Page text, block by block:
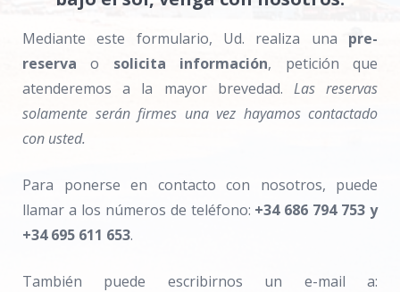
Mediante este formulario, Ud. realiza una pre-
reserva o solicita información, petición que
atenderemos a la mayor brevedad. Las reservas
solamente serán firmes una vez hayamos contactado
con usted.
Para ponerse en contacto con nosotros, puede
llamar a los números de teléfono: +34 686 794 753 y
+34 695 611 653.
También puede escribirnos un e-mail a: